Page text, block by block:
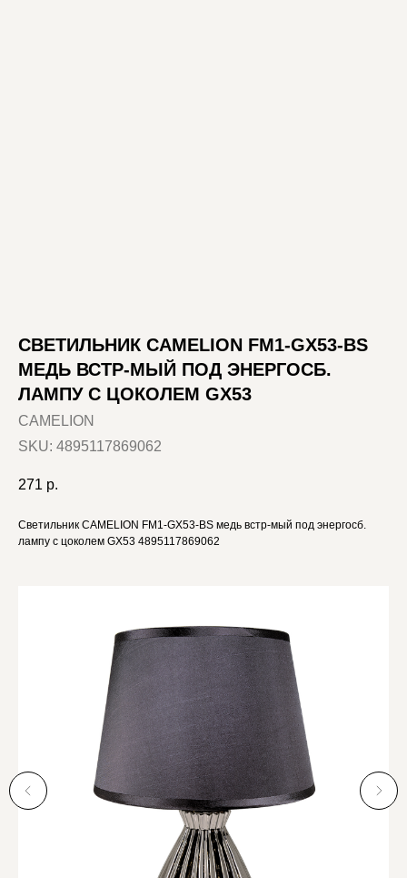
СВЕТИЛЬНИК CAMELION FM1-GX53-BS
МЕДЬ ВСТР-МЫЙ ПОД ЭНЕРГОСБ.
ЛАМПУ С ЦОКОЛЕМ GX53
CAMELION
SKU: 4895117869062
271 р.
Светильник CAMELION FM1-GX53-BS медь встр-мый под энергосб.
лампу с цоколем GX53 4895117869062